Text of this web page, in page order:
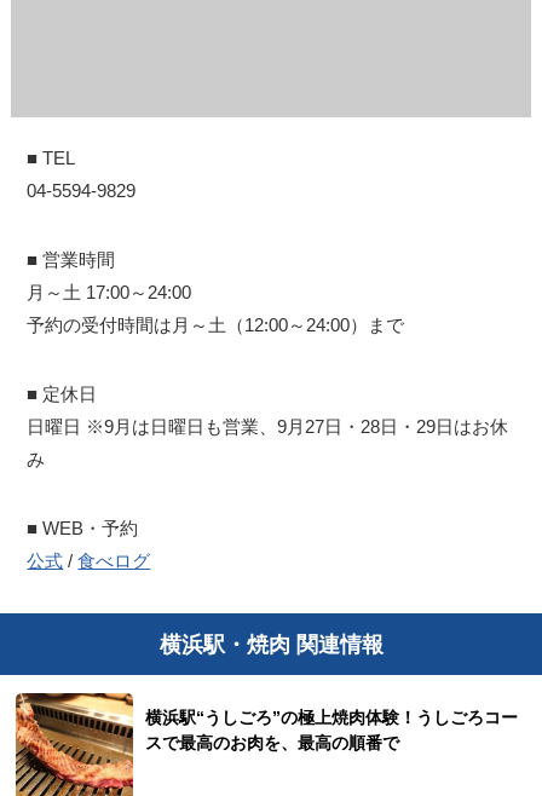
■ TEL
04-5594-9829
■ 営業時間
月～土 17:00～24:00
予約の受付時間は月～土（12:00～24:00）まで
■ 定休日
日曜日 ※9月は日曜日も営業、9月27日・28日・29日はお休
み
■ WEB・予約
公式 /食べログ
横浜駅・焼肉 関連情報
横浜駅“うしごろ”の極上焼肉体験！うしごろコー
スで最高のお肉を、最高の順番で